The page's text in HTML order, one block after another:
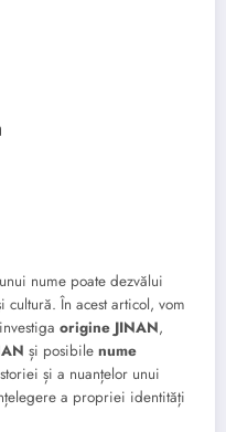
nume poate dezvălui
cultură. În acest articol, vom
origine JINAN,
și posibile nume
și a nuanțelor unui
a propriei identități